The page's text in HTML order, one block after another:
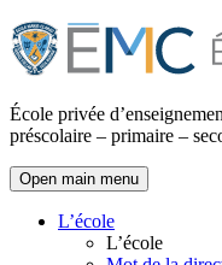
École privée
préscolaire – primaire –
Open main menu
L’école
L’école